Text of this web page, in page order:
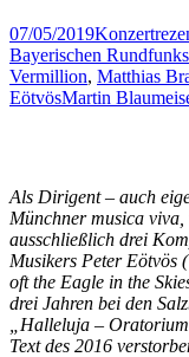
07/05/2019
Bayerischen Rundfunks
Vermillion, Matthias
EötvösMartin
Als Dirigent – auch
Münchner musica
ausschließlich drei
Musikers Peter Eötvös
oft the Eagle in the
drei Jahren bei den
„Halleluja –
Text des 2016